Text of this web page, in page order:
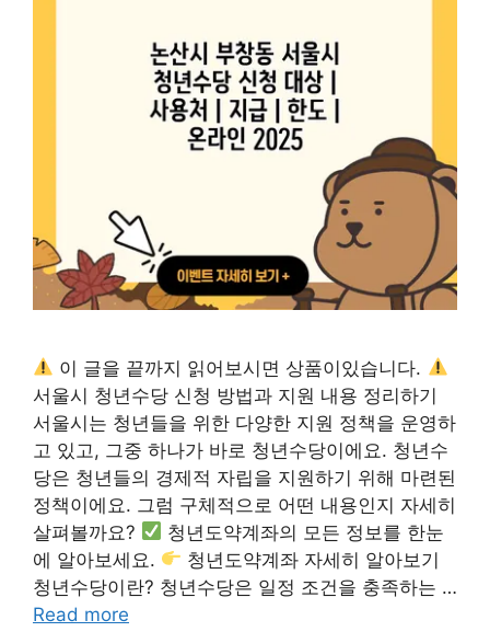
이 글을 끝까지 읽어보시면 상품이있습니다.
서울시 청년수당 신청 방법과 지원 내용 정리하기
서울시는 청년들을 위한 다양한 지원 정책을 운영하
고 있고, 그중 하나가 바로 청년수당이에요. 청년수
당은 청년들의 경제적 자립을 지원하기 위해 마련된
정책이에요. 그럼 구체적으로 어떤 내용인지 자세히
살펴볼까요?
청년도약계좌의 모든 정보를 한눈
에 알아보세요.
청년도약계좌 자세히 알아보기
청년수당이란? 청년수당은 일정 조건을 충족하는 …
Read more